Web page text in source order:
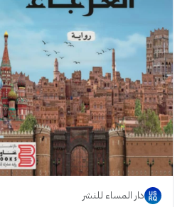
دار المساء للنشر